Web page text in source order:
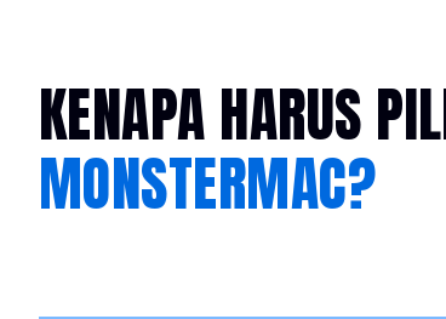
KENAPA HARUS
MONSTERMAC?